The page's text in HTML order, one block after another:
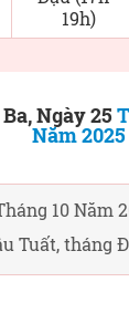
19h)
Ngày 25
Năm 2025
10 Năm
Tuất, tháng